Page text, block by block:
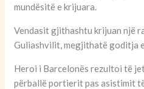
mundësitë e krijuara.
Vendasit gjithashtu krijuan një
Guliashvilit, megjithatë goditja
Heroi i Barcelonës rezultoi të
përballë portierit pas asistimit të